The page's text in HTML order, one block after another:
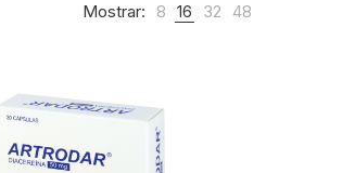
Mostrar: 8 16 32 48